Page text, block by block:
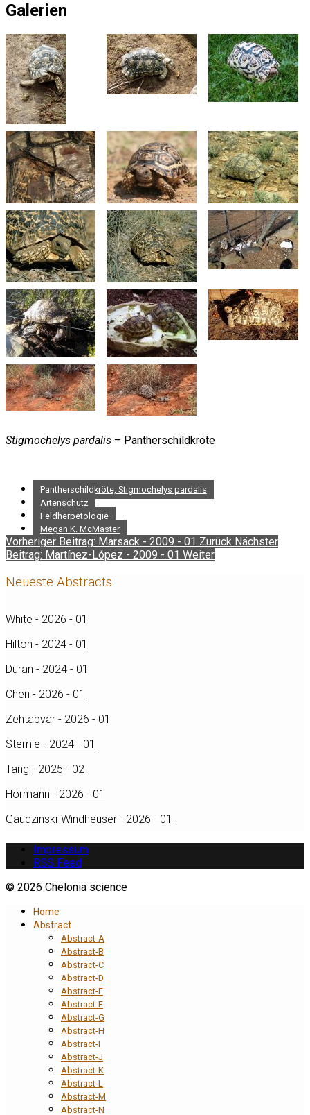
Galerien
Stigmochelys pardalis – Pantherschildkröte
Pantherschildkröte, Stigmochelys pardalis
Artenschutz
Feldherpetologie
Megan K. McMaster
Vorheriger Beitrag: Marsack - 2009 - 01 Zurück Nächster
Beitrag: Martínez-López - 2009 - 01 Weiter
Neueste Abstracts
White - 2026 - 01
Hilton - 2024 - 01
Duran - 2024 - 01
Chen - 2026 - 01
Zehtabvar - 2026 - 01
Stemle - 2024 - 01
Tang - 2025 - 02
Hörmann - 2026 - 01
Gaudzinski-Windheuser - 2026 - 01
Impressum
RSS Feed
© 2026 Chelonia science
Home
Abstract
Abstract-A
Abstract-B
Abstract-C
Abstract-D
Abstract-E
Abstract-F
Abstract-G
Abstract-H
Abstract-I
Abstract-J
Abstract-K
Abstract-L
Abstract-M
Abstract-N